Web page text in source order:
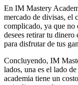
En IM Mastery
mercado de divisas, el
complicado, ya que no
desees retirar tu dinero
para disfrutar de tus
Concluyendo, IM
lados, una es el lado
academia tiene un